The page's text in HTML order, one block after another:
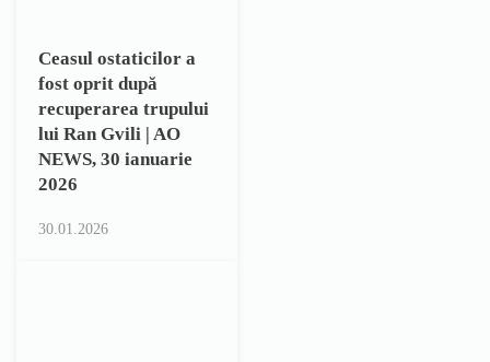
Ceasul ostaticilor a
fost oprit după
recuperarea trupului
lui Ran Gvili | AO
NEWS, 30 ianuarie
2026
30.01.2026